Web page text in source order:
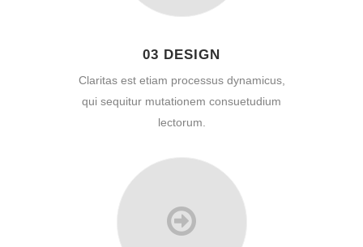
03 DESIGN
Claritas est etiam processus dynamicus,
qui sequitur mutationem consuetudium
lectorum.